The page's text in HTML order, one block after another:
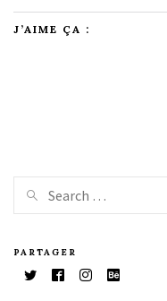
J’AIME ÇA :
PARTAGER